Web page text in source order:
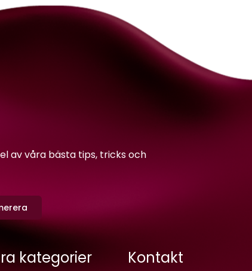
av våra bästa tips, tricks och
kategorier Kontakt